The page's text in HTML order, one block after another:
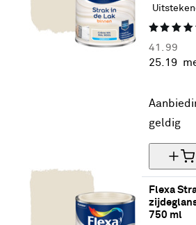
41. 99
25. 19
geldig
Flexa
750 ml